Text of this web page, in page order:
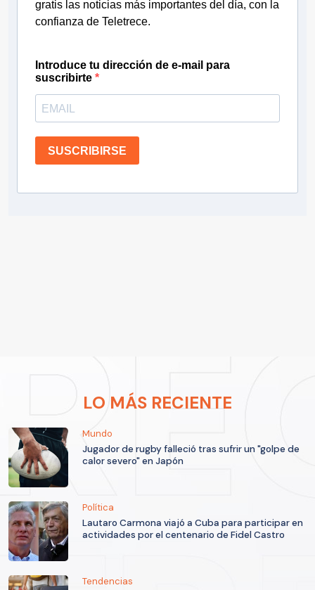
gratis las noticias más importantes del día, con la
confianza de Teletrece.
Introduce tu dirección de e-mail para
suscribirte
SUSCRIBIRSE
LO MÁS RECIENTE
Mundo
Jugador de rugby falleció tras sufrir un "golpe de
calor severo" en Japón
Política
Lautaro Carmona viajó a Cuba para participar en
actividades por el centenario de Fidel Castro
Tendencias